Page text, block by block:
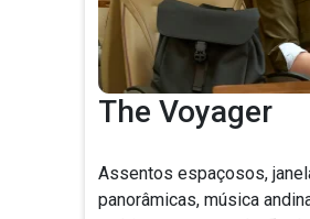
The Voyager
Assentos espaçosos,
panorâmicas, música